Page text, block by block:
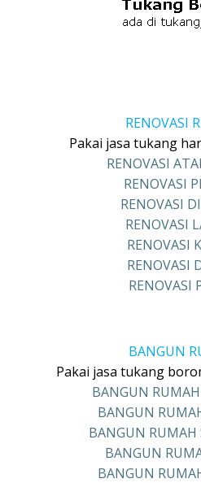
RENOVASI
Pakai jasa tukang
RENOVASI
RENOVASI
RENOVASI
RENOVASI
RENOVASI
RENOVASI
RENOVASI
BANGUN
Pakai jasa tukang
BANGUN
BANGUN
BANGUN RUMAH
BANGUN
BANGUN